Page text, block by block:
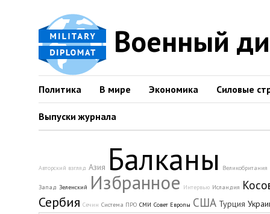
Военный
Политика В мире Экономика Силовые
Выпуски журнала
Авторский взгляд Азия Балканы Великобритания
Запад Зеленский Избранное Интервью Исландия
Сербия Сечин Система ПРО СМИ Совет Европы США Турция